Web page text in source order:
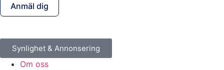
Anmäl dig
Synlighet & Annonsering
Om oss